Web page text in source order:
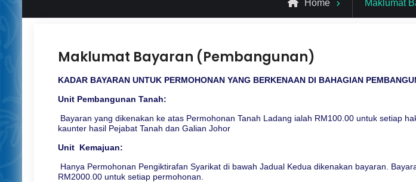
Home Maklumat
Maklumat Bayaran (Pembangunan)
KADAR BAYARAN UNTUK PERMOHONAN YANG BERKENAAN DI BAHAGIAN
Unit Pembangunan Tanah:
Bayaran yang dikenakan ke atas Permohonan Tanah Ladang ialah RM100.00 untuk setiap
kaunter hasil Pejabat Tanah dan Galian Johor
Unit Kemajuan:
Hanya Permohonan Pengiktirafan Syarikat di bawah Jadual Kedua dikenakan bayaran.
RM2000.00 untuk setiap permohonan.